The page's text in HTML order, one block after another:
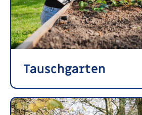
Tauschgarten